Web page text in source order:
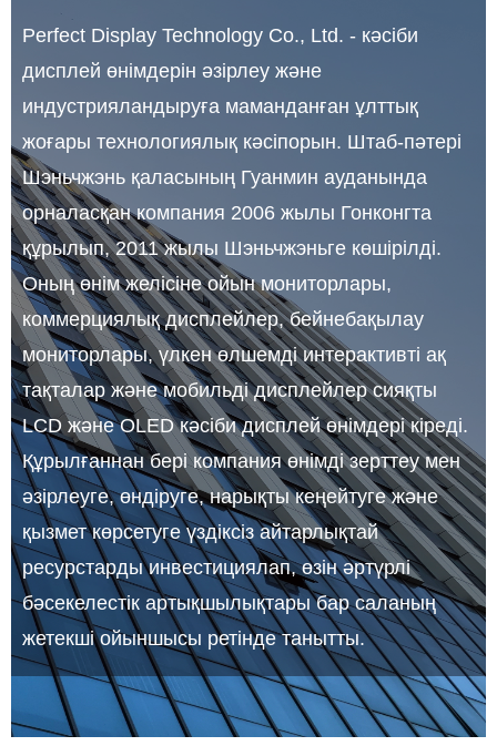
Perfect Display Technology Co., Ltd. - кәсіби
дисплей өнімдерін әзірлеу және
индустрияландыруға маманданған ұлттық
жоғары технологиялық кәсіпорын. Штаб-пәтері
Шэньчжэнь қаласының Гуанмин ауданында
орналасқан компания 2006 жылы Гонконгта
құрылып, 2011 жылы Шэньчжэньге көшірілді.
Оның өнім желісіне ойын мониторлары,
коммерциялық дисплейлер, бейнебақылау
мониторлары, үлкен өлшемді интерактивті ақ
тақталар және мобильді дисплейлер сияқты
LCD және OLED кәсіби дисплей өнімдері кіреді.
Құрылғаннан бері компания өнімді зерттеу мен
әзірлеуге, өндіруге, нарықты кеңейтуге және
қызмет көрсетуге үздіксіз айтарлықтай
ресурстарды инвестициялап, өзін әртүрлі
бәсекелестік артықшылықтары бар саланың
жетекші ойыншысы ретінде танытты.